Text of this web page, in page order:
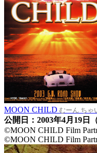
MOON CHILD むーん ちゃ
公開日：2003年4月19日（
©MOON CHILD Film
©MOON CHILD Film